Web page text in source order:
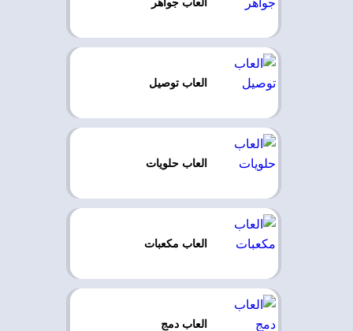
العاب توصيل
العاب حلويات
العاب مكعبات
العاب دمج